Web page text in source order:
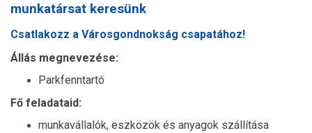
munkatársat keresünk
Csatlakozz a Városgondnokság csapatához!
Állás megnevezése:
Parkfenntartó
Fő feladataid:
munkavállalók, eszközök és anyagok szállítása